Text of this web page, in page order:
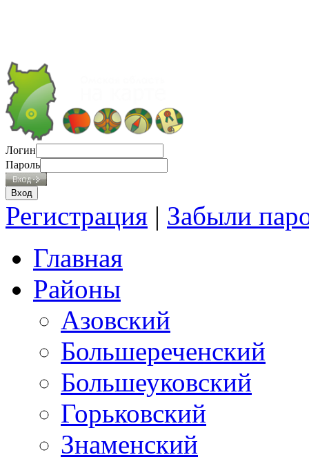
Логин
Пароль
Регистрация | Забыли
Главная
Районы
Азовский
Большереченский
Большеуковский
Горьковский
Знаменский